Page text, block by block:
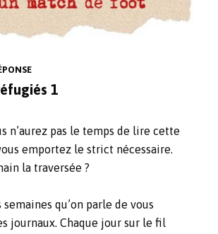
1
n’aurez pas le temps de lire cette
emportez le strict nécessaire.
la traversée ?
qu’on parle de vous
journaux. Chaque jour sur le fil